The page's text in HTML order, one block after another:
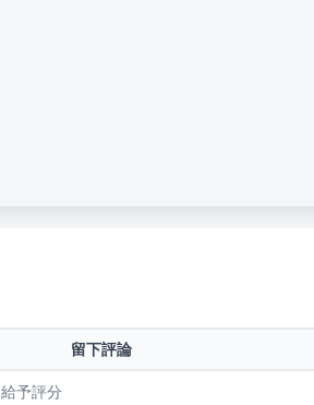
留下評論
給予評分